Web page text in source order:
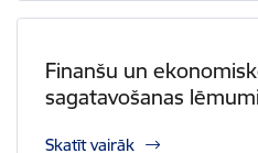
Finanšu un
sagatavošanas lēmumi
Skatīt vairāk